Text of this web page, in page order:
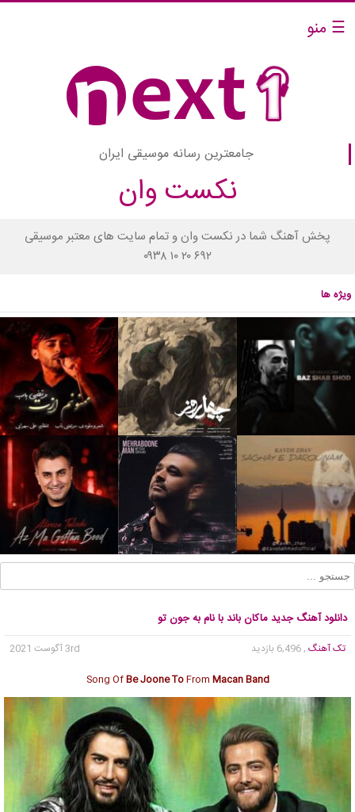
☰ منو
جامعترین رسانه موسیقی ایران
نکست وان
پخش آهنگ شما در نکست وان و تمام سایت های معتبر موسیقی
۰۹۳۸ ۱۰ ۲۰ ۶۹۲
ویژه ها
دانلود آهنگ جدید ماکان باند با نام به جون تو
تک آهنگ , 6,496 بازدید
3rd آگوست 2021
Song OfBe Joone ToFrom Macan Band